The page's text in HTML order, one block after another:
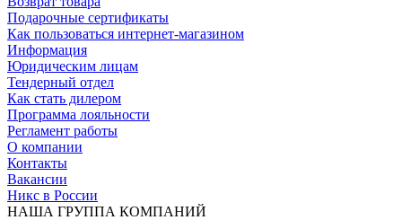
Подарочные сертификаты
Как пользоваться интернет-магазином
Информация
Юридическим лицам
Тендерный отдел
Как стать дилером
Программа лояльности
Регламент работы
О компании
Контакты
Вакансии
Никс в России
НАША ГРУППА КОМПАНИЙ